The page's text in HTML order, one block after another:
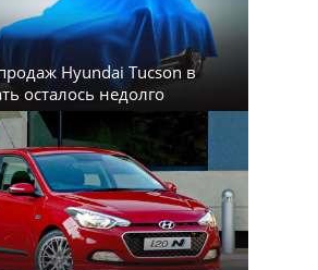
Hyundai Tucson в
осталось недолго